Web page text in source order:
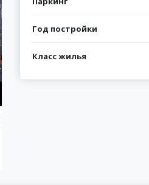
Год постройки
Класс жилья